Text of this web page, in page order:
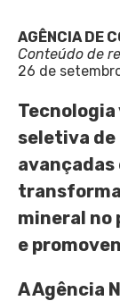
AGÊNCIA DE
Conteúdo de
26 de
seletiva de
mineral no
e
A Agência